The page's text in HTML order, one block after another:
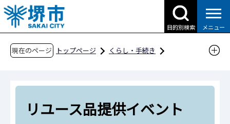
こ
の
ペ
目的別検索 メニュー
現在のページ トップページ
くらし・手続き
ごみの減量化・リサイクルの取組
リユース品提供イベント
リユース品提供イベント